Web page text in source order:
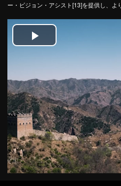
ー・ビジョン・アシスト[13]を提供し、よ
Play